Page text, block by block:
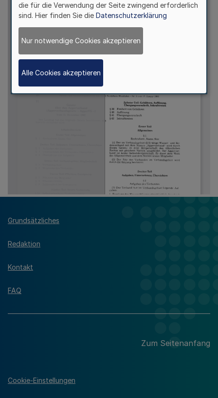
Grundsätzliches
Redaktion
Kontakt
FAQ
Zum Seitenanfang
Cookie-Einstellungen
die für die Verwendung der Seite zwingend erforderlich
sind. Hier finden Sie die Datenschutzerklärung
Nur notwendige Cookies akzeptieren
Alle Cookies akzeptieren